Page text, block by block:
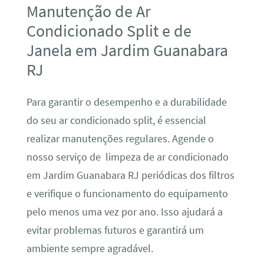
Manutenção de Ar
Condicionado Split e de
Janela em Jardim Guanabara
RJ
Para garantir o desempenho e a durabilidade
do seu ar condicionado split, é essencial
realizar manutenções regulares. Agende o
nosso serviço de limpeza de ar condicionado
em Jardim Guanabara RJ periódicas dos filtros
e verifique o funcionamento do equipamento
pelo menos uma vez por ano. Isso ajudará a
evitar problemas futuros e garantirá um
ambiente sempre agradável.